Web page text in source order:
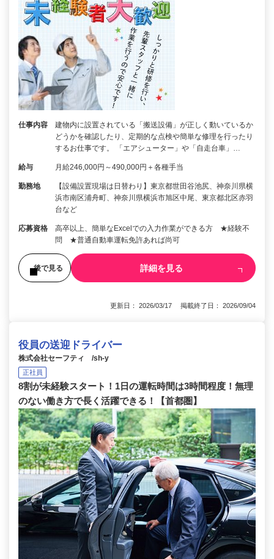
仕事内容
建物内に設置されている「搬送設備」が正しく動いているか
どうかを確認したり、定期的な点検や簡単な修理を行ったり
するお仕事です。 「エアシューター」や「自走台車」…
給与 月給246,000円～490,000円＋各種手当
勤務地
【設備設置現場は日替わり】東京都世田谷池尻、神奈川県横
浜市南区浦舟町、神奈川県横浜市旭区中尾、東京都北区赤羽
台など
応募資格
高卒以上、簡単なExcelでの入力作業ができる方 ★経験不
問 ★普通自動車運転免許あれば尚可
後で見る 詳細を見る
更新日： 2026/03/17 掲載終了日： 2026/09/04
役員の送迎ドライバー
株式会社セーフティ /sh-y
正社員
8割が未経験スタート！1日の運転時間は3時間程度！無理
のない働き方で長く活躍できる！【首都圏】